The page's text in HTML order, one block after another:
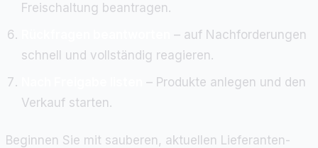
Freischaltung beantragen.
– auf Nachforderungen
schnell und vollständig reagieren.
– Produkte anlegen und den
Verkauf starten.
Beginnen Sie mit sauberen, aktuellen Lieferanten-